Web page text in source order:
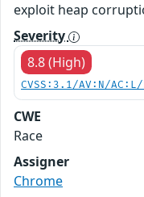
exploit heap
Severity
8.8 (High)
CVSS:3.1/AV:N/
CWE
Race
Assigner
Chrome